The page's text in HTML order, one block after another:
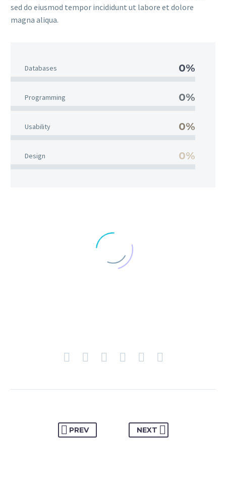
sed do eiusmod tempor incididunt ut labore et dolore
magna aliqua.
Databases 0%
Programming 0%
Usability 0%
Design 0%
PREV NEXT